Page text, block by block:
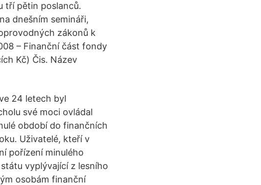
tří pětin poslanců.
dnešním semináři,
zákonů k
– Finanční část fondy
Kč) Čis. Název
24 letech byl
své moci ovládal
období do finančních
Uživatelé, kteří v
pořízení minulého
vyplývající z lesního
osobám finanční